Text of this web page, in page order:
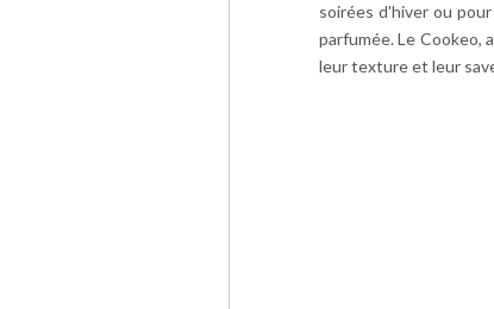
soirées d'hiver ou
parfumée. Le Cookeo,
leur texture et leur